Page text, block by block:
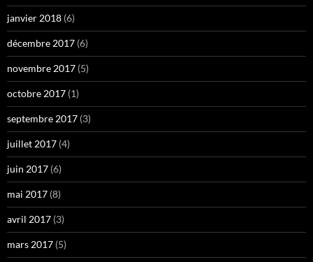
janvier 2018 (6)
décembre 2017 (6)
novembre 2017 (5)
octobre 2017 (1)
septembre 2017 (3)
juillet 2017 (4)
juin 2017 (6)
mai 2017 (8)
avril 2017 (3)
mars 2017 (5)